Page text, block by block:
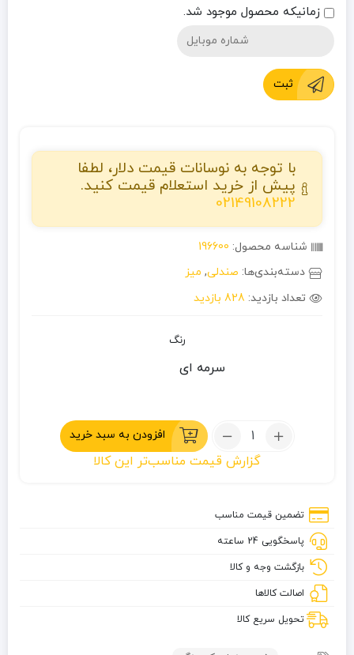
زمانیکه محصول موجود شد.
ثبت
با توجه به نوسانات قیمت دلار، لطفا
پیش از خرید استعلام قیمت کنید.
02149108222
شناسه محصول: 196600
دسته‌بندی‌ها: صندلی, میز
تعداد بازدید: 828 بازدید
رنگ
سرمه ای
تعداد:
میز
دی‌کمپ
افزودن به سبد خرید
گزارش قیمت مناسب‌تر این کالا
تضمین قیمت مناسب
پاسخگویی 24 ساعته
بازگشت وجه و کالا
اصالت کالاها
تحویل سریع کالا